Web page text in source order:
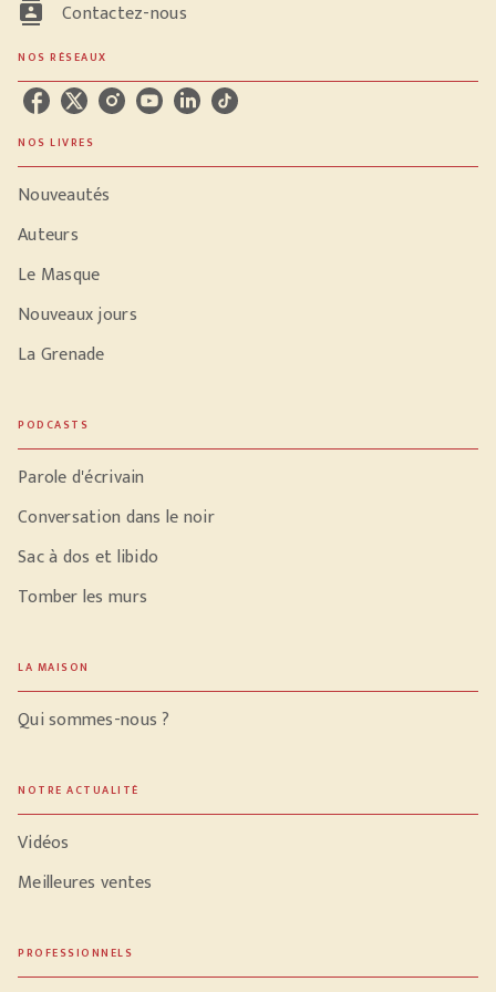
contacts Contactez-nous
NOS RÉSEAUX
NOS LIVRES
Nouveautés
Auteurs
Le Masque
Nouveaux jours
La Grenade
PODCASTS
Parole d'écrivain
Conversation dans le noir
Sac à dos et libido
Tomber les murs
LA MAISON
Qui sommes-nous ?
NOTRE ACTUALITÉ
Vidéos
Meilleures ventes
PROFESSIONNELS